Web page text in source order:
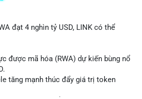
24h, cho thấy phe bán đang yếu thế.
Chartered dự báo thị trường RWA
USD, kéo theo giá trị token LINK có
lại startup stablecoin BVNK trị giá 1,8
tiến lớn trong thanh toán số.
Anh đang xây dựng khung pháp lý
đạt 4 nghìn tỷ USD, LINK có thể
được mã hóa (RWA) dự kiến bùng nổ
tăng mạnh thúc đẩy giá trị token